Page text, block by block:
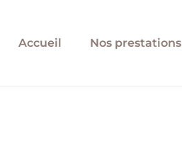
Accueil Nos prestations